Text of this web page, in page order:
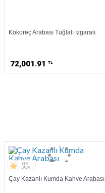
Kokoreç Arabası Tuğlalı Izgaralı
72,001.91 TL
Çay Kazanlı Kumda Kahve Arabası